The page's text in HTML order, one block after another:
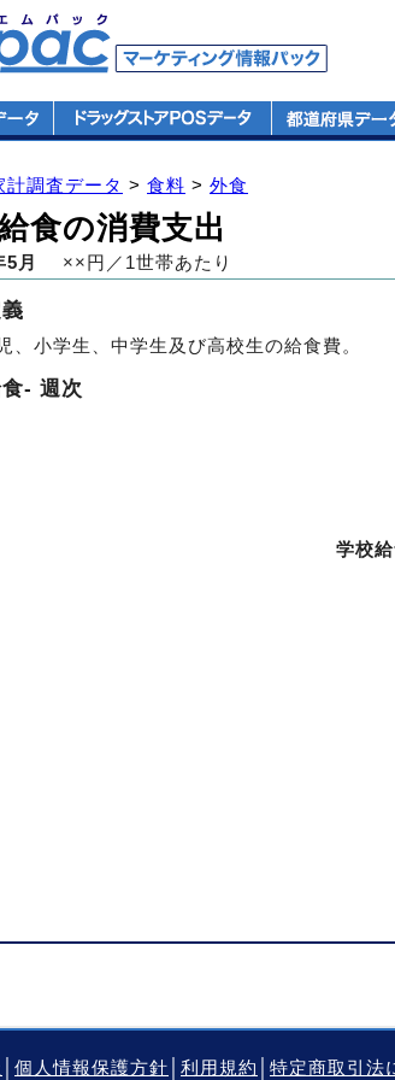
計調査データ > 食料 > 外食
食の消費支出
月 ××円／1世帯あたり
、小学生、中学生及び高校生の給食費。
- 週次
学校
個人情報保護方針 利用規約
特定商取引法